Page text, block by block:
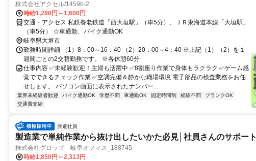
株式会社アクセル/1459b-2
時給1,280円～1,600円
交通・アクセス 私鉄養老鉄道「西大垣駅」（車5分）、ＪＲ東海道本線「大垣駅」
（車5分） ☆車通勤、バイク通勤OK
岐阜県大垣市
勤務時間詳細 （1）8：00～16：40 （2）20：00～4：40 ※上記（1）（2）を１
週間ごとの2交替勤務です。 ※各休憩60分
仕事内容 ✅未経験歓迎！主婦も活躍中 ✅8割座り作業で身体もラクラク ✅ゲーム感
覚でできるチェック作業 ✅空調完備＆静かな職場環境 電子部品の検査業務をお任
せします。 パソコン画面に表示されたナンバー...
業界未経験者歓迎 バイク通勤OK 学歴不問 車通勤OK 固定時間制 経験不問
ブランクOK
交通費支給
派遣社員
製造業で単純作業から抜け出したいかた必見│社員さんのサポート
株式会社グロップ 岐阜オフィス_188745
時給1,850円～2,313円